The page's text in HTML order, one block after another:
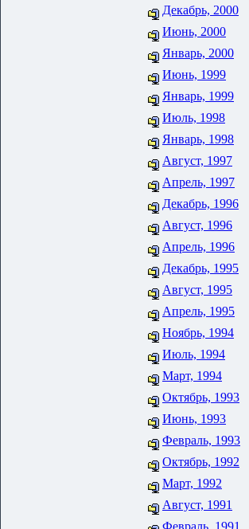
Декабрь, 2000
Июнь, 2000
Январь, 2000
Июнь, 1999
Январь, 1999
Июль, 1998
Январь, 1998
Август, 1997
Апрель, 1997
Декабрь, 1996
Август, 1996
Апрель, 1996
Декабрь, 1995
Август, 1995
Апрель, 1995
Ноябрь, 1994
Июль, 1994
Март, 1994
Октябрь, 1993
Июнь, 1993
Февраль, 1993
Октябрь, 1992
Март, 1992
Август, 1991
Февраль, 1991